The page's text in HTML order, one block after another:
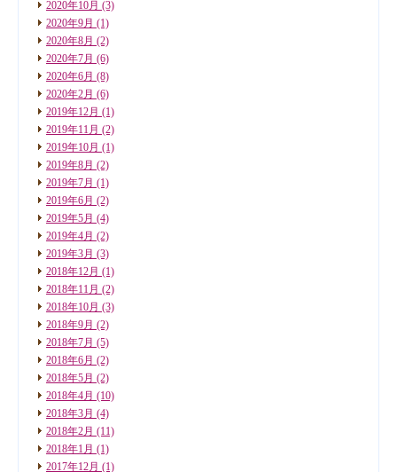
2020年10月 (3)
2020年9月 (1)
2020年8月 (2)
2020年7月 (6)
2020年6月 (8)
2020年2月 (6)
2019年12月 (1)
2019年11月 (2)
2019年10月 (1)
2019年8月 (2)
2019年7月 (1)
2019年6月 (2)
2019年5月 (4)
2019年4月 (2)
2019年3月 (3)
2018年12月 (1)
2018年11月 (2)
2018年10月 (3)
2018年9月 (2)
2018年7月 (5)
2018年6月 (2)
2018年5月 (2)
2018年4月 (10)
2018年3月 (4)
2018年2月 (11)
2018年1月 (1)
2017年12月 (1)